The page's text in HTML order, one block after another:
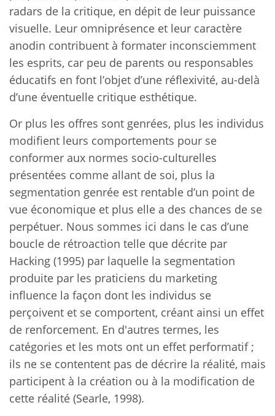
radars de la critique, en dépit de leur puissance
visuelle. Leur omniprésence et leur caractère
anodin contribuent à formater inconsciemment
les esprits, car peu de parents ou responsables
éducatifs en font l’objet d’une réflexivité, au-delà
d’une éventuelle critique esthétique.
Or plus les offres sont genrées, plus les individus
modifient leurs comportements pour se
conformer aux normes socio-culturelles
présentées comme allant de soi, plus la
segmentation genrée est rentable d’un point de
vue économique et plus elle a des chances de se
perpétuer. Nous sommes ici dans le cas d’une
boucle de rétroaction telle que décrite par
Hacking (1995) par laquelle la segmentation
produite par les praticiens du marketing
influence la façon dont les individus se
perçoivent et se comportent, créant ainsi un effet
de renforcement. En d'autres termes, les
catégories et les mots ont un effet performatif ;
ils ne se contentent pas de décrire la réalité, mais
participent à la création ou à la modification de
cette réalité (Searle, 1998).